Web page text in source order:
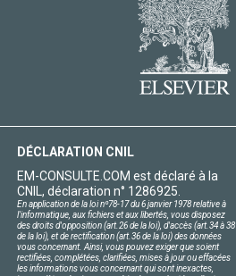
DÉCLARATION CNIL
EM-CONSULTE.COM est déclaré à la
CNIL, déclaration n° 1286925.
En application de la loi nº78-17 du 6 janvier 1978 relative à
l'informatique, aux fichiers et aux libertés, vous disposez
des droits d'opposition (art.26 de la loi), d'accès (art.34 à 38
de la loi), et de rectification (art.36 de la loi) des données
vous concernant. Ainsi, vous pouvez exiger que soient
rectifiées, complétées, clarifiées, mises à jour ou effacées
les informations vous concernant qui sont inexactes,